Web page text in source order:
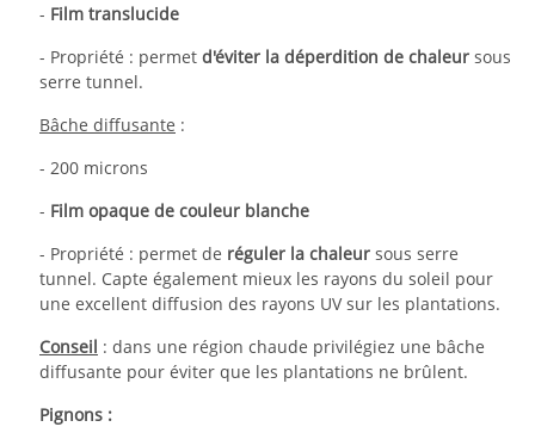
- Film translucide
- Propriété : permet d'éviter la déperdition de chaleur sous
serre tunnel.
Bâche diffusante :
- 200 microns
- Film opaque de couleur blanche
- Propriété : permet de réguler la chaleur sous serre
tunnel. Capte également mieux les rayons du soleil pour
une excellent diffusion des rayons UV sur les plantations.
Conseil : dans une région chaude privilégiez une bâche
diffusante pour éviter que les plantations ne brûlent.
Pignons :